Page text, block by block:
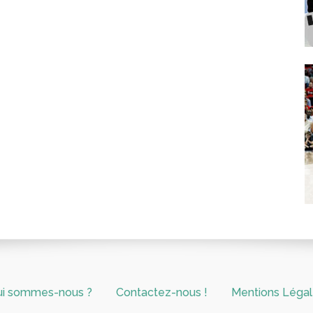
sommes-nous ? Contactez-nous ! Mentions